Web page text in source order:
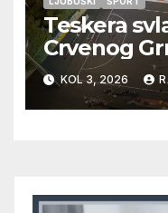
Teskera
Crvenog
deklasirali
na
utakmice
KOL 3, 2026